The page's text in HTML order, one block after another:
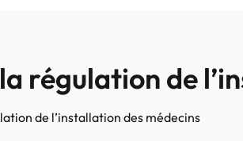
régulation de
de l’installation des médecins